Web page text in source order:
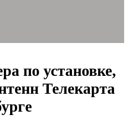
по установке,
Телекарта